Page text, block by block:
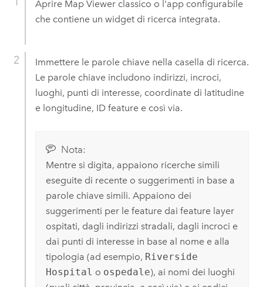
Aprire Map Viewer classico o l'app configurabile
che contiene un widget di ricerca integrata.
Immettere le parole chiave nella casella di ricerca.
Le parole chiave includono indirizzi, incroci,
luoghi, punti di interesse, coordinate di latitudine
e longitudine, ID feature e così via.
Nota:
Mentre si digita, appaiono ricerche simili
eseguite di recente o suggerimenti in base a
parole chiave simili. Appaiono dei
suggerimenti per le feature dai feature layer
ospitati, dagli indirizzi stradali, dagli incroci e
dai punti di interesse in base al nome e alla
tipologia (ad esempio, Riverside
Hospital o ospedale), ai nomi dei luoghi